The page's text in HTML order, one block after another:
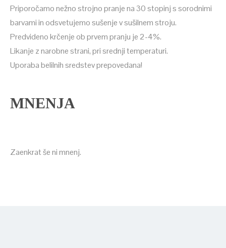
Priporočamo nežno strojno pranje na 30 stopinj s sorodnimi
barvami in odsvetujemo sušenje v sušilnem stroju.
Predvideno krčenje ob prvem pranju je 2-4%.
Likanje z narobne strani, pri srednji temperaturi.
Uporaba belilnih sredstev prepovedana!
MNENJA
Zaenkrat še ni mnenj.